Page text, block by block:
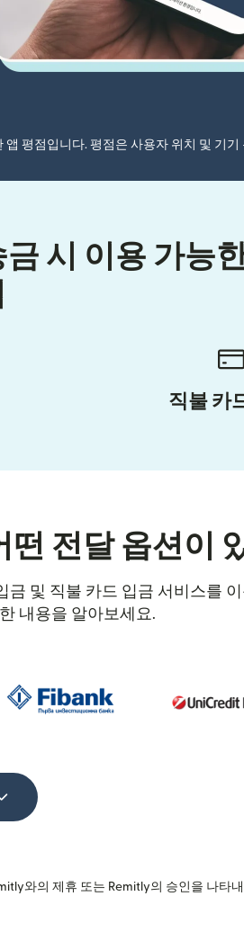
평점입니다. 평점은 사용자 위치 및 기기
시 이용 가능
직불 카
전달 옵션이
및 직불 카드 입금 서비스를
내용을 알아보세요.
와의 제휴 또는 Remitly의 승인을 나타